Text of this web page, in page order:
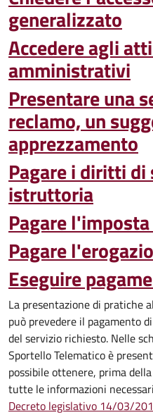
generalizzato
Accedere agli
amministrativi
Presentare una
reclamo, un
apprezzamento
Pagare i diritti di
istruttoria
Pagare
Pagare
Eseguire
La presentazione di pratiche
può prevedere il pagamento
del servizio richiesto. Nelle
Sportello Telematico è
possibile ottenere, prima
tutte le informazioni
Decreto legislativo 14/03/